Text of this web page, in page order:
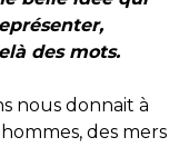
des mots.
nous donnait à
des mers